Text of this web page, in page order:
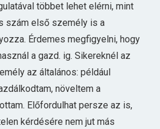
többet lehet elérni, mint
szám első személy is a
Érdemes megfigyelni, hogy
a gazd. ig. Sikereknél az
az általános: például
növeltem a
Előfordulhat persze az is,
kérdésére nem jut más